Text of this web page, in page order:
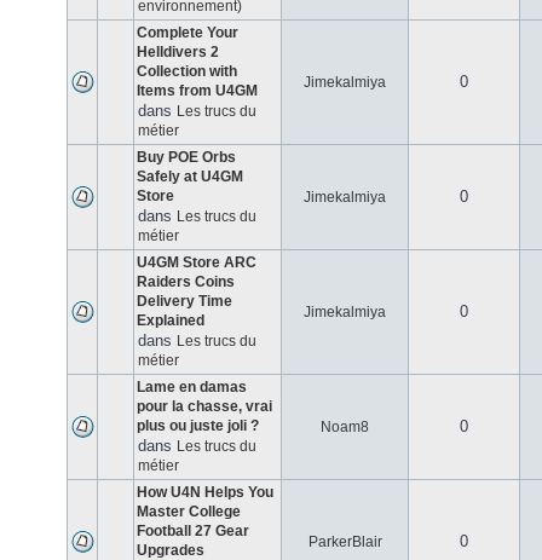
environnement)
Complete Your
Helldivers 2
Collection with
Items from U4GM
dans Les trucs du
métier
Jimekalmiya 0
Buy POE Orbs
Safely at U4GM
Store
dans Les trucs du
métier
Jimekalmiya 0
U4GM Store ARC
Raiders Coins
Delivery Time
Explained
dans Les trucs du
métier
Jimekalmiya 0
Lame en damas
pour la chasse, vrai
plus ou juste joli ?
dans Les trucs du
métier
Noam8 0
How U4N Helps You
Master College
Football 27 Gear
Upgrades
ParkerBlair 0